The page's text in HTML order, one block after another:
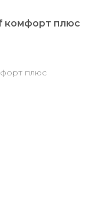
комфорт плюс
плюс